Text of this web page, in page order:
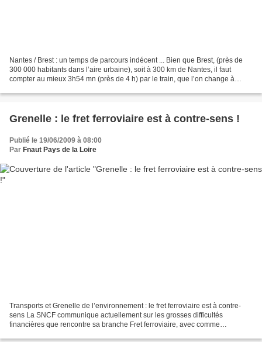
Nantes / Brest : un temps de parcours indécent ... Bien que Brest, (près de
300 000 habitants dans l’aire urbaine), soit à 300 km de Nantes, il faut
compter au mieux 3h54 mn (près de 4 h) par le train, que l’on change à
Grenelle : le fret ferroviaire est à contre-sens !
Publié le 19/06/2009 à 08:00
Par Fnaut Pays de la Loire
Transports et Grenelle de l’environnement : le fret ferroviaire est à contre-
sens La SNCF communique actuellement sur les grosses difficultés
financières que rencontre sa branche Fret ferroviaire, avec comme